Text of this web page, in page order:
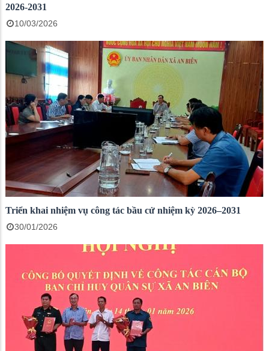
2026-2031
10/03/2026
Triển khai nhiệm vụ công tác bầu cử nhiệm kỳ 2026–2031
30/01/2026